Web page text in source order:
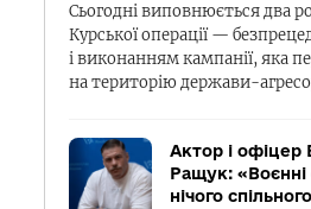
Сьогодні виповнюється два
Курської операції —
і виконанням кампанії, яка
на територію держави-
Актор і
Ращук:
нічого